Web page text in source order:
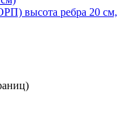
высота ребра 20 см,